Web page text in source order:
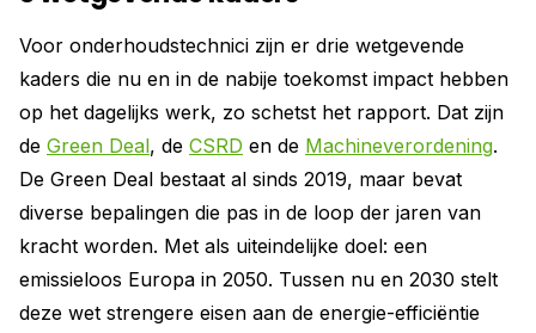
Voor onderhoudstechnici zijn er drie wetgevende
kaders die nu en in de nabije toekomst impact hebben
op het dagelijks werk, zo schetst het rapport. Dat zijn
de Green Deal, de CSRD en de Machineverordening.
De Green Deal bestaat al sinds 2019, maar bevat
diverse bepalingen die pas in de loop der jaren van
kracht worden. Met als uiteindelijke doel: een
emissieloos Europa in 2050. Tussen nu en 2030 stelt
deze wet strengere eisen aan de energie-­efficiëntie